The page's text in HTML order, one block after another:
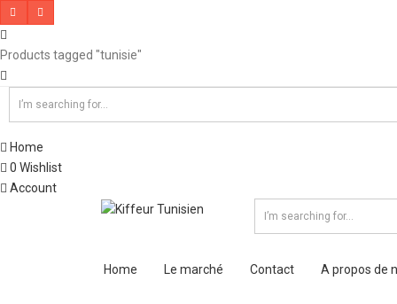
Products tagged "tunisie"
Home
0 Wishlist
Account
Home Le marché Contact A propos de